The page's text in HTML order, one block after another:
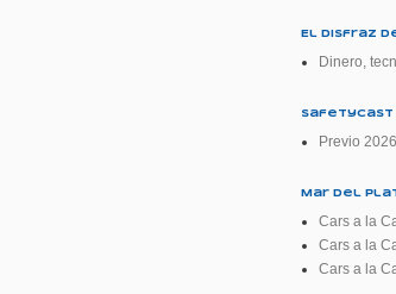
El Disfraz
Dinero,
SafetyCast
Previo 2026
Mar del
Cars a la
Cars a la
Cars a la